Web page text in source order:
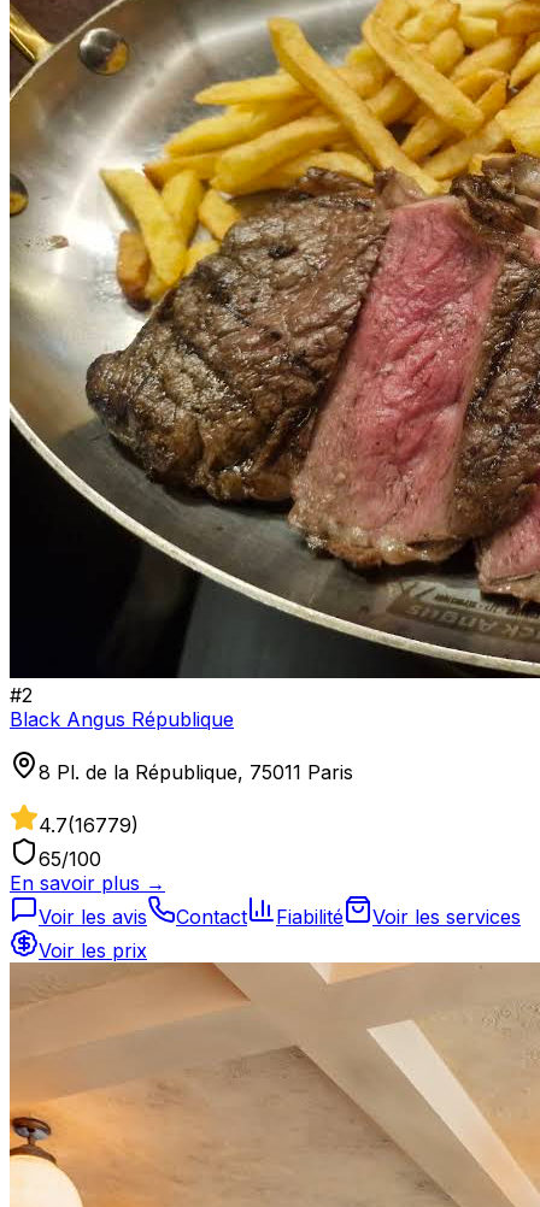
#2
Black Angus République
8 Pl. de la République, 75011 Paris
4.7(16779)
65/100
En savoir plus →
Voir les avis
Contact Fiabilité
Voir les services
Voir les prix